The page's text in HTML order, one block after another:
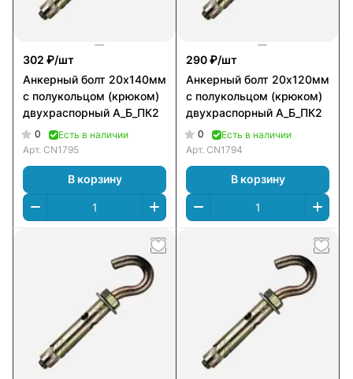
302 ₽/шт
Анкерный болт 20х140мм
с полукольцом (крюком)
двухраспорный А_Б_ПК2
0
Есть в наличии
Арт. CN1795
В корзину
290 ₽/шт
Анкерный болт 20х120мм
с полукольцом (крюком)
двухраспорный А_Б_ПК2
0
Есть в наличии
Арт. CN1794
В корзину